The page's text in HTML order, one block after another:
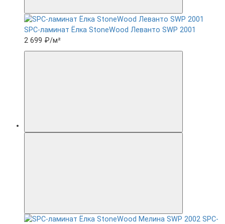
SPC-ламинат Ëлка StoneWood Леванто SWP 2001
2 699 ₽/м²
SPC-